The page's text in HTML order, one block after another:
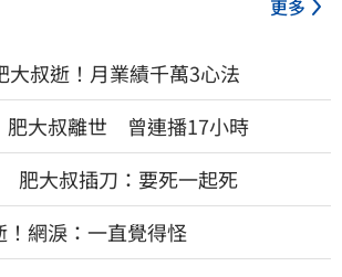
更多
大叔逝！月業績千萬3心法
肥大叔離世 曾連播17小時
肥大叔插刀：要死一起死
網淚：一直覺得怪